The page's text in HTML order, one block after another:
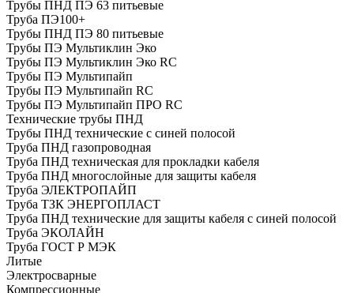
Трубы ПНД ПЭ 63 питьевые
Труба ПЭ100+
Трубы ПНД ПЭ 80 питьевые
Трубы ПЭ Мультиклин Эко
Трубы ПЭ Мультиклин Эко RC
Трубы ПЭ Мультипайп
Трубы ПЭ Мультипайп RC
Трубы ПЭ Мультипайп ПРО RC
Технические трубы ПНД
Трубы ПНД технические с синей полосой
Труба ПНД газопроводная
Труба ПНД техническая для прокладки кабеля
Труба ПНД многослойные для защиты кабеля
Труба ЭЛЕКТРОПАЙП
Труба ТЗК ЭНЕРГОПЛАСТ
Труба ПНД технические для защиты кабеля с синей полосой
Труба ЭКОЛАЙН
Труба ГОСТ Р МЭК
Литые
Электросварные
Компрессионные